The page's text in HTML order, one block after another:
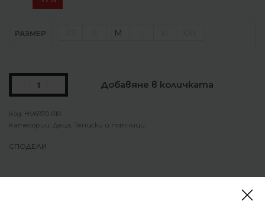
РАЗМЕР M
Добавяне в количката
HV6970-010
Категории: Деца Тениски и потници
СПОДЕЛИ